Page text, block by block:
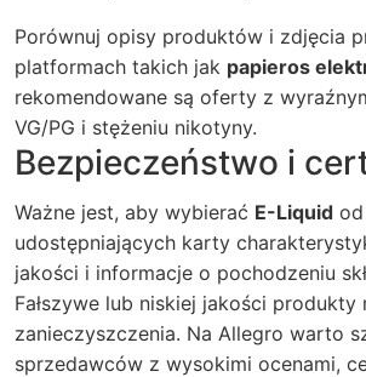
Porównuj opisy produktów i zdjęcia
platformach takich jak papieros
rekomendowane są oferty z
VG/PG i stężeniu nikotyny.
Bezpieczeństwo i
Ważne jest, aby wybierać E-Liquid
udostępniających karty
jakości i informacje o pochodzeniu
Fałszywe lub niskiej jakości produkty
zanieczyszczenia. Na Allegro warto
sprzedawców z wysokimi ocenami,